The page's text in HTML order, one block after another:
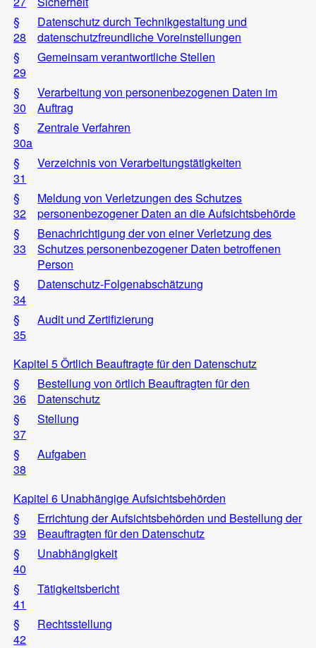
§
28
Datenschutz durch Technikgestaltung und
datenschutzfreundliche Voreinstellungen
§
29
Gemeinsam verantwortliche Stellen
§
30
Verarbeitung von personenbezogenen Daten im
Auftrag
§
30a
Zentrale Verfahren
§
31
Verzeichnis von Verarbeitungstätigkeiten
§
32
Meldung von Verletzungen des Schutzes
personenbezogener Daten an die Aufsichtsbehörde
§
33
Benachrichtigung der von einer Verletzung des
Schutzes personenbezogener Daten betroffenen
Person
§
34
Datenschutz-Folgenabschätzung
§
35
Audit und Zertifizierung
Kapitel 5 Örtlich Beauftragte für den Datenschutz
§
36
Bestellung von örtlich Beauftragten für den
Datenschutz
§
37
Stellung
§
38
Aufgaben
Kapitel 6 Unabhängige Aufsichtsbehörden
§
39
Errichtung der Aufsichtsbehörden und Bestellung der
Beauftragten für den Datenschutz
§
40
Unabhängigkeit
§
41
Tätigkeitsbericht
§
42
Rechtsstellung